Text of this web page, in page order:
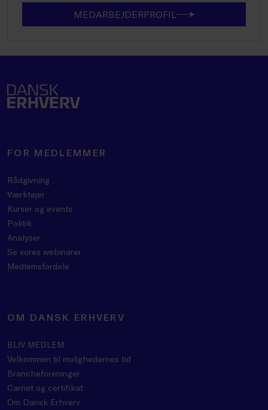
MEDARBEJDERPROFIL
FOR MEDLEMMER
Rådgivning
Værktøjer
Kurser og events
Politik
Analyser
Se vores webinarer
Medlemsfordele
OM DANSK ERHVERV
BLIV MEDLEM
Velkommen til mulighedernes tid
Brancheforeninger
Carnet og certifikat
Om Dansk Erhverv